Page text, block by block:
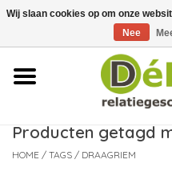
Over ons
Contact
Nieuws
Producten getagd
HOME / TAGS / DRAAGRIEM
Wij slaan cookies op om onze
Nee